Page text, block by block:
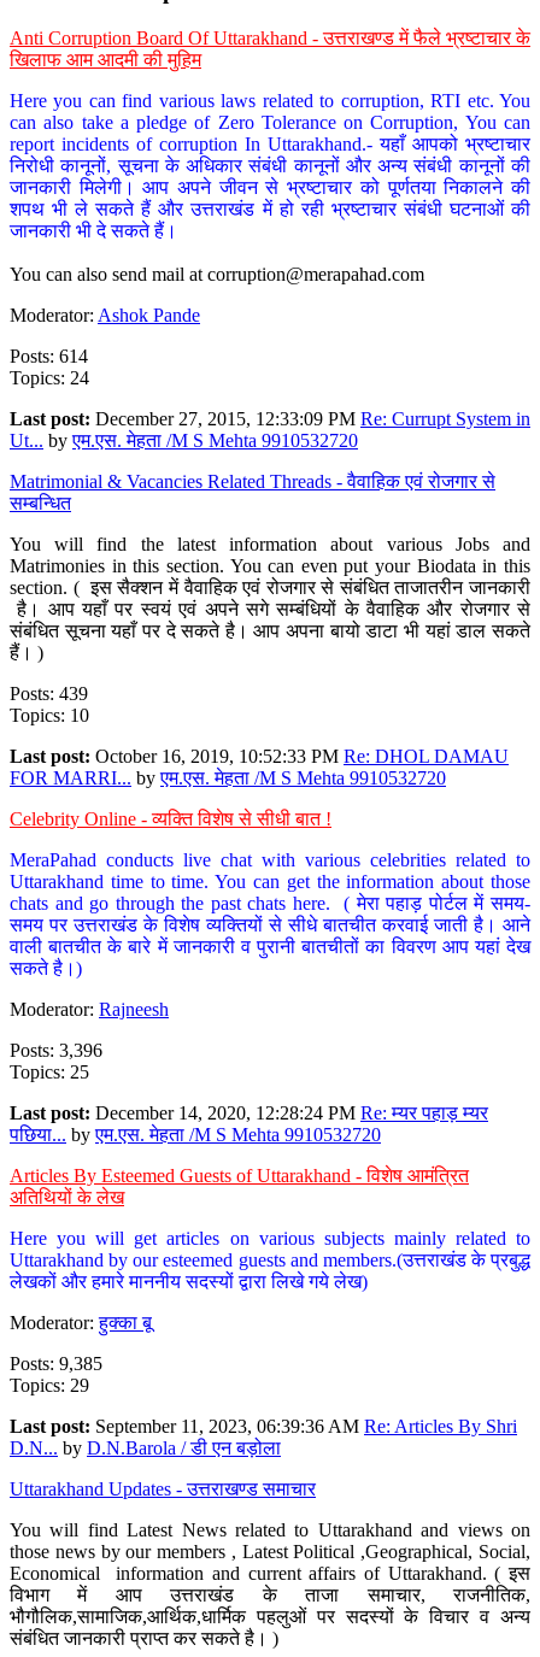
Anti Corruption Board Of Uttarakhand - उत्तराखण्ड में फैले भ्रष्टाचार के
खिलाफ आम आदमी की मुहिम
Here you can find various laws related to corruption, RTI etc. You
can also take a pledge of Zero Tolerance on Corruption, You can
report incidents of corruption In Uttarakhand.- यहाँ आपको भ्रष्टाचार
निरोधी कानूनों, सूचना के अधिकार संबंधी कानूनों और अन्य संबंधी कानूनों की
जानकारी मिलेगी। आप अपने जीवन से भ्रष्टाचार को पूर्णतया निकालने की
शपथ भी ले सकते हैं और उत्तराखंड में हो रही भ्रष्टाचार संबंधी घटनाओं की
जानकारी भी दे सकते हैं।
You can also send mail at corruption@merapahad.com
Moderator: Ashok Pande
Posts: 614
Topics: 24
Last post: December 27, 2015, 12:33:09 PM Re: Currupt System in
Ut... byएम.एस. मेहता /M S Mehta 9910532720
Matrimonial & Vacancies Related Threads - वैवाहिक एवं रोजगार से
सम्बन्धित
You will find the latest information about various Jobs and
Matrimonies in this section. You can even put your Biodata in this
section. ( इस सैक्शन में वैवाहिक एवं रोजगार से संबंधित ताजातरीन जानकारी
है। आप यहाँ पर स्वयं एवं अपने सगे सम्बंधियों के वैवाहिक और रोजगार से
संबंधित सूचना यहाँ पर दे सकते है। आप अपना बायो डाटा भी यहां डाल सकते
हैं। )
Posts: 439
Topics: 10
Last post: October 16, 2019, 10:52:33 PM Re: DHOL DAMAU
FOR MARRI... byएम.एस. मेहता /M S Mehta 9910532720
Celebrity Online - व्यक्ति विशेष से सीधी बात !
MeraPahad conducts live chat with various celebrities related to
Uttarakhand time to time. You can get the information about those
chats and go through the past chats here. ( मेरा पहाड़ पोर्टल में समय-
समय पर उत्तराखंड के विशेष व्यक्तियों से सीधे बातचीत करवाई जाती है। आने
वाली बातचीत के बारे में जानकारी व पुरानी बातचीतों का विवरण आप यहां देख
सकते है।)
Moderator: Rajneesh
Posts: 3,396
Topics: 25
Last post: December 14, 2020, 12:28:24 PM Re: म्यर पहाड़ म्यर
पछिया... byएम.एस. मेहता /M S Mehta 9910532720
Articles By Esteemed Guests of Uttarakhand - विशेष आमंत्रित
अतिथियों के लेख
Here you will get articles on various subjects mainly related to
Uttarakhand by our esteemed guests and members.(उत्तराखंड के प्रबुद्ध
लेखकों और हमारे माननीय सदस्यों द्वारा लिखे गये लेख)
Moderator:हुक्का बू
Posts: 9,385
Topics: 29
Last post: September 11, 2023, 06:39:36 AM Re: Articles By Shri
D.N... by D.N.Barola / डी एन बड़ोला
Uttarakhand Updates - उत्तराखण्ड समाचार
You will find Latest News related to Uttarakhand and views on
those news by our members , Latest Political ,Geographical, Social,
Economical information and current affairs of Uttarakhand. ( इस
विभाग में आप उत्तराखंड के ताजा समाचार, राजनीतिक,
भौगौलिक,सामाजिक,आर्थिक,धार्मिक पहलुओं पर सदस्यों के विचार व अन्य
संबंधित जानकारी प्राप्त कर सकते है। )